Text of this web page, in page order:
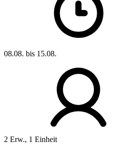
08.08. bis 15.08.
2 Erw., 1 Einheit